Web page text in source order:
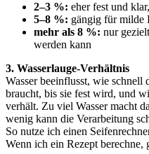
2–3 %: eher fest und
5–8 %: gängig für milde
mehr als 8 %: nur
werden kann
3. Wasserlauge-Verhältnis
Wasser beeinflusst, wie schnell
braucht, bis sie fest wird, und
verhält. Zu viel Wasser macht
wenig kann die Verarbeitung
So nutze ich einen
Wenn ich ein Rezept